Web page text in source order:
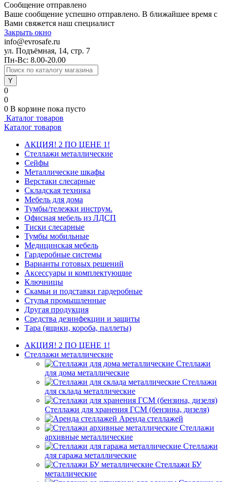
Сообщение отправлено
Ваше сообщение успешно отправлено. В ближайшее время с
Вами свяжется наш специалист
Закрыть окно
info@evrosafe.ru
ул. Подъёмная, 14, стр. 7
Пн-Вс: 8.00-20.00
0
0
0 В корзине пока пусто
Каталог товаров
Каталог товаров
АКЦИЯ! 2 ПО ЦЕНЕ 1!
Стеллажи металлические
Сейфы
Металлические шкафы
Верстаки слесарные
Складская техника
Мебель для дома
Тумбы/тележки инструм.
Офисная мебель из ЛДСП
Тиски слесарные
Тумбы мобильные
Медицинская мебель
Гардеробные системы
Варианты готовых решений
Аксессуары и комплектующие
Ключницы
Скамьи и подставки гардеробные
Стулья промышленные
Другая продукция
Средства дезинфекции и защиты
Тара (ящики, короба, паллеты)
АКЦИЯ! 2 ПО ЦЕНЕ 1!
Стеллажи металлические
Стеллажи
для дома металлические
Стеллажи
для склада металлические
Стеллажи для хранения ГСМ (бензина, дизеля)
Аренда стеллажей
Стеллажи
архивные металлические
Стеллажи
для гаража металлические
Стеллажи БУ
металлические